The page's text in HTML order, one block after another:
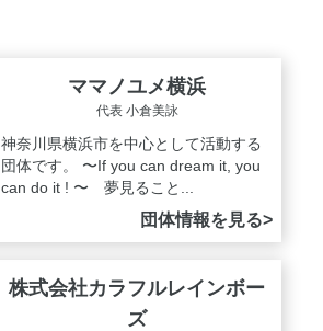
ママノユメ横浜
代表 小倉美詠
神奈川県横浜市を中心として活動する
団体です。 〜If you can dream it, you
can do it ! 〜 夢見ること...
団体情報を見る>
株式会社カラフルレインボー
ズ